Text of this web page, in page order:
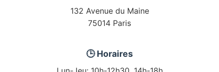
132 Avenue du Maine
75014 Paris
🕒 Horaires